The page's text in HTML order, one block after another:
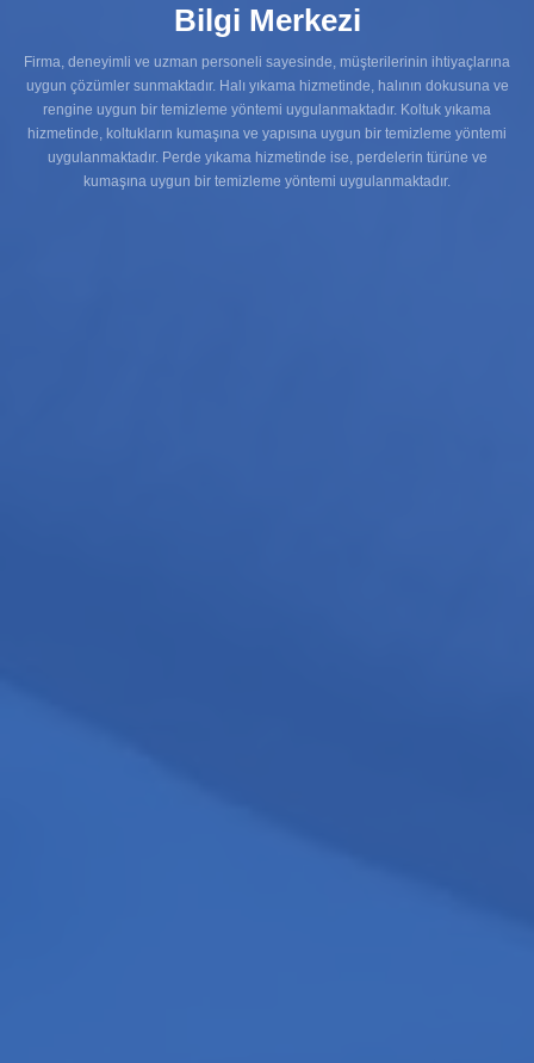
Bilgi Merkezi
Firma, deneyimli ve uzman personeli sayesinde, müşterilerinin ihtiyaçlarına
uygun çözümler sunmaktadır. Halı yıkama hizmetinde, halının dokusuna ve
rengine uygun bir temizleme yöntemi uygulanmaktadır. Koltuk yıkama
hizmetinde, koltukların kumaşına ve yapısına uygun bir temizleme yöntemi
uygulanmaktadır. Perde yıkama hizmetinde ise, perdelerin türüne ve
kumaşına uygun bir temizleme yöntemi uygulanmaktadır.